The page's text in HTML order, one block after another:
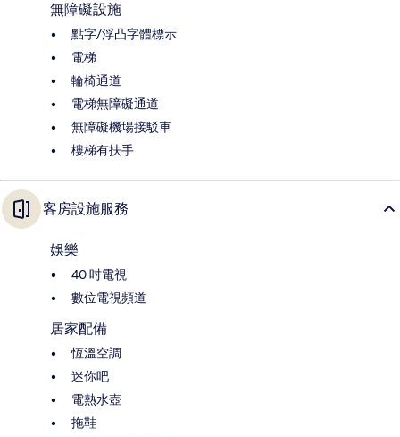
無障礙設施
點字/浮凸字體標示
電梯
輪椅通道
電梯無障礙通道
無障礙機場接駁車
樓梯有扶手
客房設施服務
娛樂
40 吋電視
數位電視頻道
居家配備
恆溫空調
迷你吧
電熱水壺
拖鞋